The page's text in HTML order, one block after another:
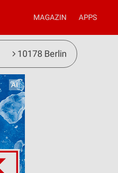
MAGAZIN APPS
10178 Berlin